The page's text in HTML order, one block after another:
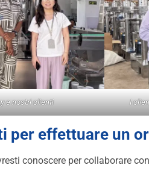
e nostri clienti I
per effettuare un
conoscere per collaborare